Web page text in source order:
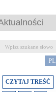
PL
CZYTAJ TREŚĆ